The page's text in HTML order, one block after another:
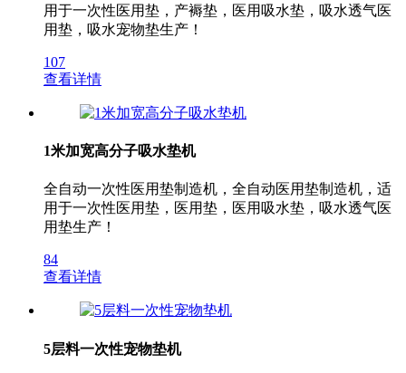
用于一次性医用垫，产褥垫，医用吸水垫，吸水透气医
用垫，吸水宠物垫生产！
107
查看详情
1米加宽高分子吸水垫机
全自动一次性医用垫制造机，全自动医用垫制造机，适
用于一次性医用垫，医用垫，医用吸水垫，吸水透气医
用垫生产！
84
查看详情
5层料一次性宠物垫机